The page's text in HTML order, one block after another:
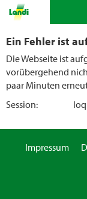
Ein Fehler ist
Die Webseite ist
vorübergehend
paar Minuten
Session:
Impressum